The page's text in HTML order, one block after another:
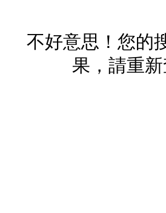
不好意思！您的
果，請重